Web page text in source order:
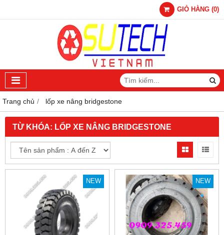
GIỎ HÀNG (0)
Trang chủ lốp xe nâng bridgestone
TỪ KHÓA: LỐP XE NÂNG BRIDGESTONE
NEW NEW